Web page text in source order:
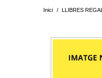
Inici / LLIBRES REGAL